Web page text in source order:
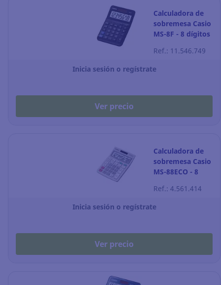
Calculadora de
sobremesa Casio
MS-8F - 8 dígitos
Ref.: 11.546.749
Inicia sesión o regístrate
Ver precio
Calculadora de
sobremesa Casio
MS-88ECO - 8
reciclada
Ref.: 4.561.414
Inicia sesión o regístrate
Ver precio